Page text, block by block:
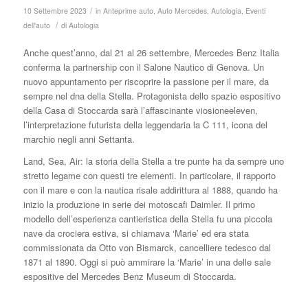
10 Settembre 2023 / in Anteprime auto, Auto Mercedes, Autologia Eventi
dell'auto / di Autologia
Anche quest’anno, dal 21 al 26 settembre, Mercedes Benz Italia
conferma la partnership con il Salone Nautico di Genova. Un
nuovo appuntamento per riscoprire la passione per il mare, da
sempre nel dna della Stella. Protagonista dello spazio espositivo
della Casa di Stoccarda sarà l’affascinante viosioneeleven,
l’interpretazione futurista della leggendaria la C 111, icona del
marchio negli anni Settanta.
Land, Sea, Air: la storia della Stella a tre punte ha da sempre uno
stretto legame con questi tre elementi. In particolare, il rapporto
con il mare e con la nautica risale addirittura al 1888, quando ha
inizio la produzione in serie dei motoscafi Daimler. Il primo
modello dell’esperienza cantieristica della Stella fu una piccola
nave da crociera estiva, si chiamava ‘Marie’ ed era stata
commissionata da Otto von Bismarck, cancelliere tedesco dal
1871 al 1890. Oggi si può ammirare la ‘Marie’ in una delle sale
espositive del Mercedes Benz Museum di Stoccarda.